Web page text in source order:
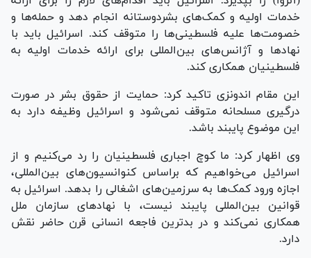
خدمات اولیه و کمک‌های بشردوستانه انجام دهد و حمله‌ها و
خصومت‌ها علیه فلسطینی‌ها را متوقف کند. اسرائیل باید با
نهاد‌ها و آژانس‌های بین‌المللی برای ارائه خدمات اولیه به
فلسطینیان همکاری کند.
این مقام اندونزی تاکید کرد: حمایت از حقوق بشر در صورت
درگیری مسلحانه متوقف نمی‌شود و اسرائیل وظیفه دارد به
این موضوع پایبند باشد.
وی اظهار کرد: ما کوچ اجباری فلسطینیان را رد می‌کنیم و از
اسرائیل می‌خواهیم که براساس کنوانسیون‌های بین‌المللی،
اجازه ورود کمک‌ها به سرزمین‌های اشغالی را بدهد. اسرائیل به
قوانین بین‌المللی پایبند نیست، با نهاد‌های سازمان ملل
همکاری نمی‌کند و در بدترین فاجعه انسانی قرن حاضر نقش
دارد.